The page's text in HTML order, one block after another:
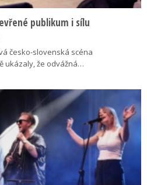
publikum i sílu
česko-slovenská scéna
ukázaly, že odvážná…